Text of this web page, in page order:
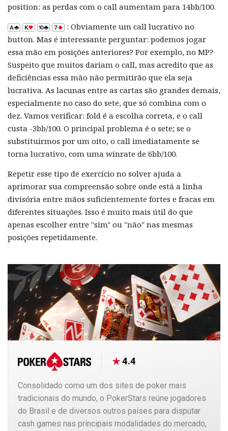
position: as perdas com o call aumentam para 14bb/100.
: Obviamente um call lucrativo no
button. Mas é interessante perguntar: podemos jogar
essa mão em posições anteriores? Por exemplo, no MP?
Suspeito que muitos dariam o call, mas acredito que as
deficiências essa mão não permitirão que ela seja
lucrativa. As lacunas entre as cartas são grandes demais,
especialmente no caso do sete, que só combina com o
dez. Vamos verificar: fold é a escolha correta, e o call
custa -3bb/100. O principal problema é o sete; se o
substituirmos por um oito, o call imediatamente se
torna lucrativo, com uma winrate de 6bb/100.
Repetir esse tipo de exercício no solver ajuda a
aprimorar sua compreensão sobre onde está a linha
divisória entre mãos suficientemente fortes e fracas em
diferentes situações. Isso é muito mais útil do que
apenas escolher entre "sim" ou "não" nas mesmas
posições repetidamente.
4.4
Consolidado como um dos sites de poker mais
tradicionais do mundo, o PokerStars reúne jogadores
do Brasil e de diversos outros países para disputar
cash games nas principais modalidades do mercado,